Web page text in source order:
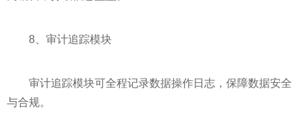
8、审计追踪模块
审计追踪模块可全程记录数据操作日志，保障数据安全
与合规。